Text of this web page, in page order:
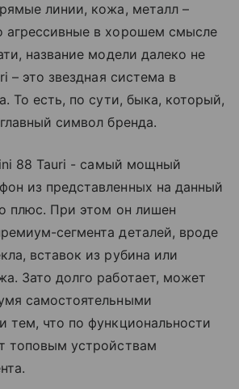
линии, кожа, металл –
агрессивные в хорошем смысле
название модели далеко не
– это звездная система в
То есть, по сути, быка, который,
символ бренда.
88 Tauri - самый мощный
из представленных на данный
плюс. При этом он лишен
сегмента деталей, вроде
вставок из рубина или
Зато долго работает, может
самостоятельными
тем, что по функциональности
топовым устройствам